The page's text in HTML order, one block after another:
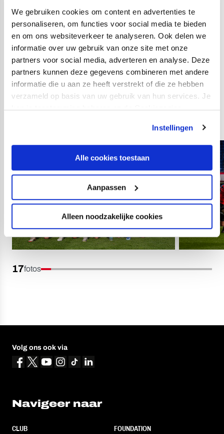
We gebruiken cookies om content en advertenties te
personaliseren, om functies voor social media te bieden
en om ons websiteverkeer te analyseren. Ook delen we
informatie over uw gebruik van onze site met onze
partners voor social media, adverteren en analyse. Deze
partners kunnen deze gegevens combineren met andere
informatie die u aan ze heeft verstrekt of die ze hebben
verzameld op basis van uw gebruik van hun services. Je
kan je toestemming beheren op de Cookiepagina.
Instellingen
Alle cookies toestaan
Aanpassen
Alleen noodzakelijke cookies
Opstelling FC Utrecht:
Febe Copier; Joni Paliama, Ilse van der Zanden, Gera
op den Kelder, Amber Visscher (61. Naomi Piqué);
Nurija van Schoonhoven, Marthe Munsterman (90+5.
Dieke van Straten), Sam de Jong (79. Elisha Kruize);
Sophie Cobussen (79. Tami Groenendijk), Lotje de
Keijzer, Eshly Bakker (90+5. Judith Roosjen).
17fotos
Volg ons ook via
Navigeer naar
CLUB
FOUNDATION